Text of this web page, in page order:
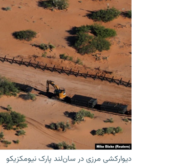
دیوارکشی مرزی در سان‌لند پارک نیومکزیکو